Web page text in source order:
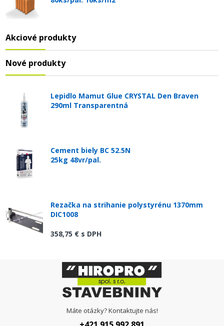
Akciové produkty
Nové produkty
Lepidlo Mamut Glue CRYSTAL Den Braven
290ml Transparentná
Cement biely BC 52.5N
25kg 48vr/pal.
Rezačka na strihanie polystyrénu 1370mm
DIC1008
358,75 € s DPH
Máte otázky? Kontaktujte nás!